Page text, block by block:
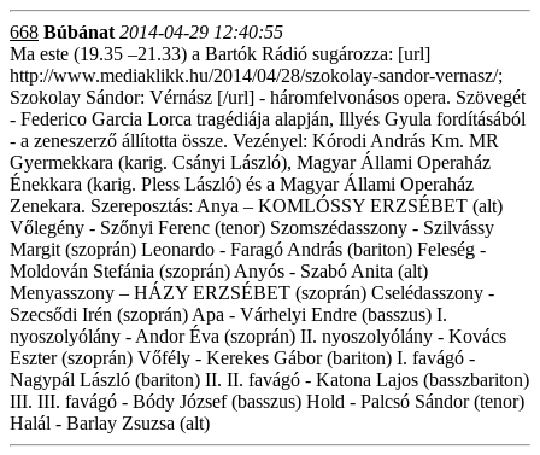
668 Búbánat 2014-04-29 12:40:55
Ma este (19.35 –21.33) a Bartók Rádió sugározza: [url]
http://www.mediaklikk.hu/2014/04/28/szokolay-sandor-vernasz/;
Szokolay Sándor: Vérnász [/url] - háromfelvonásos opera. Szövegét
- Federico Garcia Lorca tragédiája alapján, Illyés Gyula fordításából
- a zeneszerző állította össze. Vezényel: Kórodi András Km. MR
Gyermekkara (karig. Csányi László), Magyar Állami Operaház
Énekkara (karig. Pless László) és a Magyar Állami Operaház
Zenekara. Szereposztás: Anya – KOMLÓSSY ERZSÉBET (alt)
Vőlegény - Szőnyi Ferenc (tenor) Szomszédasszony - Szilvássy
Margit (szoprán) Leonardo - Faragó András (bariton) Feleség -
Moldován Stefánia (szoprán) Anyós - Szabó Anita (alt)
Menyasszony – HÁZY ERZSÉBET (szoprán) Cselédasszony -
Szecsődi Irén (szoprán) Apa - Várhelyi Endre (basszus) I.
nyoszolyólány - Andor Éva (szoprán) II. nyoszolyólány - Kovács
Eszter (szoprán) Vőfély - Kerekes Gábor (bariton) I. favágó -
Nagypál László (bariton) II. II. favágó - Katona Lajos (basszbariton)
III. III. favágó - Bódy József (basszus) Hold - Palcsó Sándor (tenor)
Halál - Barlay Zsuzsa (alt)